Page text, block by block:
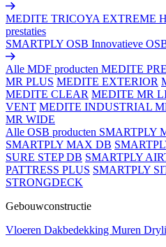
MEDITE TRICOYA EXTREME
prestaties
SMARTPLY OSB Innovatieve
Alle MDF producten MEDITE
MR PLUS MEDITE EXTERIOR
MEDITE CLEAR MEDITE MR
VENT MEDITE INDUSTRIAL
MR WIDE
Alle OSB producten SMARTPLY
SMARTPLY MAX DB
SURE STEP DB SMARTPLY
PATTRESS PLUS SMARTPLY
STRONGDECK
Gebouwconstructie
Vloeren Dakbedekking Muren